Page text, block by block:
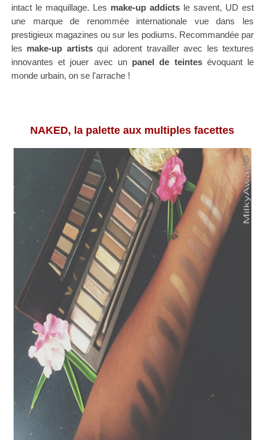
intact le maquillage. Les make-up addicts le savent, UD est
une marque de renommée internationale vue dans les
prestigieux magazines ou sur les podiums. Recommandée par
les make-up artistsqui adorent travailler avec les textures
innovantes et jouer avec un panel de teintesévoquant le
monde urbain, on se l'arrache !
NAKED, la palette aux multiples facettes